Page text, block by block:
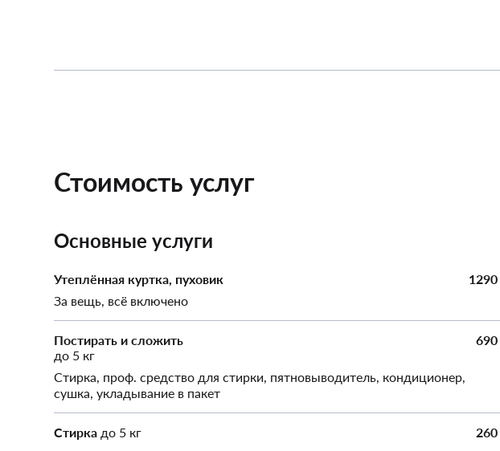
Стоимость услуг
Основные услуги
Утеплённая куртка, пуховик
За вещь, всё включено
1290
Постирать и сложить
до 5 кг
Стирка, проф. средство для стирки, пятновыводитель, кондиционер,
сушка, укладывание в пакет
690
Стирка до 5 кг 260